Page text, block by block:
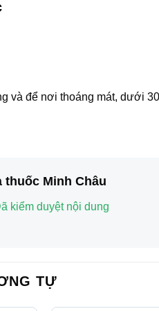
và để nơi thoáng mát, dưới
thuốc Minh Châu
kiểm duyệt nội dung
TỰ